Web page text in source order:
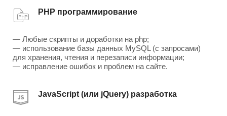
PHP программирование
— Любые скрипты и доработки на php;
— использование базы данных MySQL (с запросами)
для хранения, чтения и перезаписи информации;
— исправление ошибок и проблем на сайте.
JavaScript (или jQuery) разработка